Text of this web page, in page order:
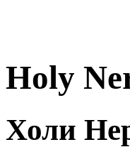
Holy
Холи